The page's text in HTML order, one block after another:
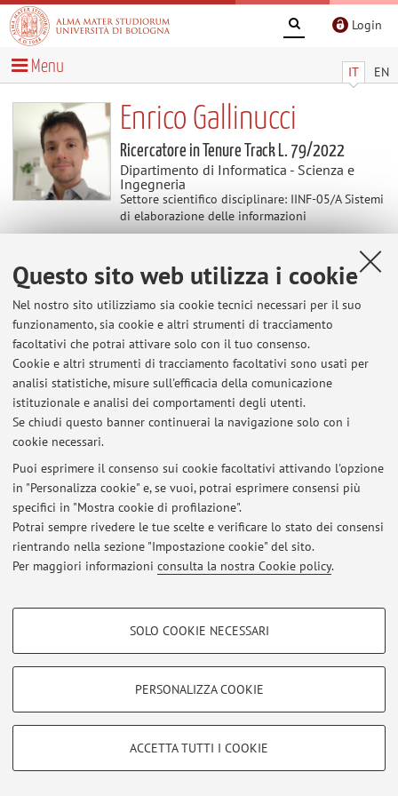
Questo sito web utilizza i cookie
Nel nostro sito utilizziamo sia cookie tecnici necessari per il suo
funzionamento, sia cookie e altri strumenti di tracciamento
facoltativi che potrai attivare solo con il tuo consenso.
Cookie e altri strumenti di tracciamento facoltativi sono usati per
analisi statistiche, misure sull'efficacia della comunicazione
istituzionale e analisi dei comportamenti degli utenti.
Se chiudi questo banner continuerai la navigazione solo con i
cookie necessari.
Puoi esprimere il consenso sui cookie facoltativi attivando l'opzione
in "Personalizza cookie" e, se vuoi, potrai esprimere consensi più
specifici in "Mostra cookie di profilazione".
Potrai sempre rivedere le tue scelte e verificare lo stato dei consensi
rientrando nella sezione "Impostazione cookie" del sito.
Per maggiori informazioni consulta la nostra Cookie policy.
COOKIE DI PROFILAZIONE - FACOLTATIVI
COOKIE TECNICI - NECESSARI
Si tratta di cookie tecnici utilizzati, a titolo esemplificativo, per il corretto
SOLO COOKIE NECESSARI
PERSONALIZZA COOKIE
ACCETTA TUTTI I COOKIE
Login
IT EN
Menu
Enrico Gallinucci
Ricercatore in Tenure Track L. 79/2022
Dipartimento di Informatica - Scienza e
Ingegneria
Settore scientifico disciplinare: IINF-05/A Sistemi
di elaborazione delle informazioni
Avvisi
Al momento non sono presenti avvisi.
Area riservata
Accedi tramite loginper gestire tutti i contenuti del sito.
© 2026 - ALMA MATER STUDIORUM - Università di Bologna - Via
Zamboni, 33 - 40126 Bologna - Partita IVA: 01131710376
Privacy|Note legali|Impostazioni Cookie